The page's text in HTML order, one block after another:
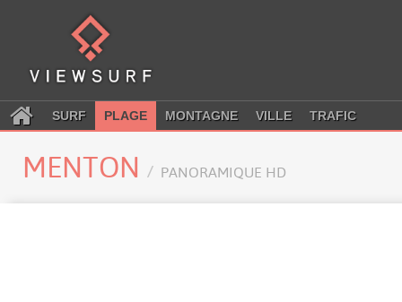
SURF PLAGE MONTAGNE VILLE TRAFIC
MENTON PANORAMIQUE HD